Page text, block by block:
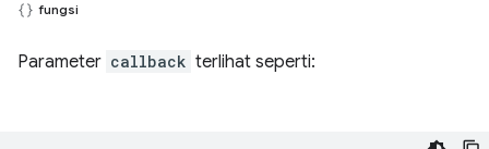
fungsi
Parameter callback terlihat seperti: